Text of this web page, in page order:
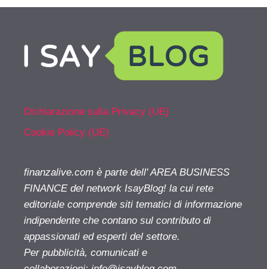
Dichiarazione sulla Privacy (UE)
Cookie Policy (UE)
finanzalive.com è parte dell' AREA BUSINESS
FINANCE del network IsayBlog! la cui rete
editoriale comprende siti tematici di informazione
indipendente che contano sul contributo di
appassionati ed esperti del settore.
Per pubblicità, comunicati e